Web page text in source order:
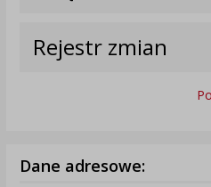
Rejestr zmian
Dane adresowe: